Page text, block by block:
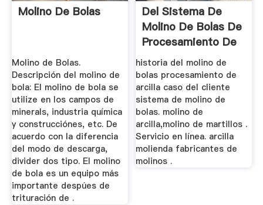
Molino De Bolas
Molino de Bolas.
Descripción del molino de
bola: El molino de bola se
utilize en los campos de
minerals, industria química
y construcciónes, etc. De
acuerdo con la diferencia
del modo de descarga,
divider dos tipo. El molino
de bola es un equipo más
importante despúes de
trituración de .
Del Sistema De
Molino De Bolas De
Procesamiento De
Arcilla
historia del molino de
bolas procesamiento de
arcilla caso del cliente
sistema de molino de
bolas. molino de
arcilla,molino de martillos .
Servicio en línea. arcilla
molienda fabricantes de
molinos .